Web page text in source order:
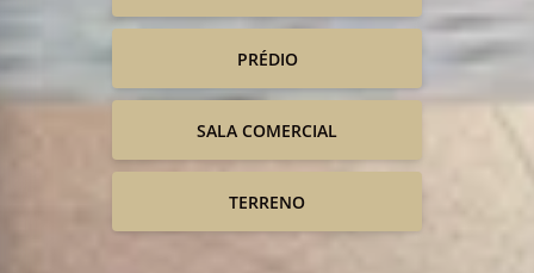
PRÉDIO
SALA COMERCIAL
TERRENO